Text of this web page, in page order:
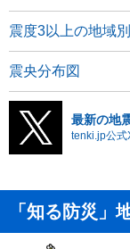
震度3以上の地域
震央分布図
最新の地
tenki.jp公式
「知る防災」